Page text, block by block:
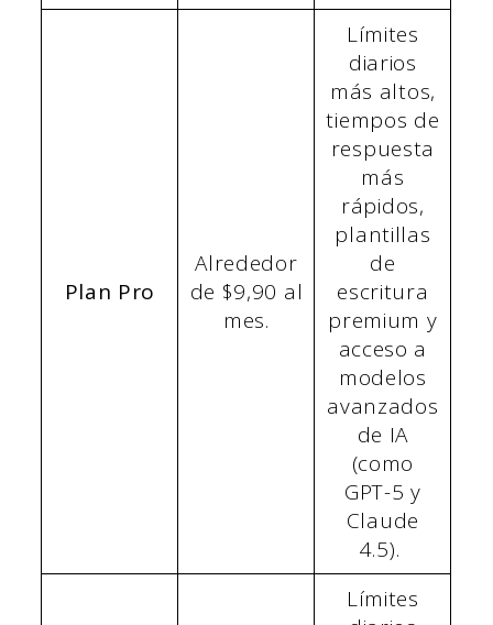
Plan Pro
Alrededor
de $9,90 al
mes.
Límites
diarios
más altos,
tiempos de
respuesta
más
rápidos,
plantillas
de
escritura
premium y
acceso a
modelos
avanzados
de IA
(como
GPT-5 y
Claude
4.5).
Límites